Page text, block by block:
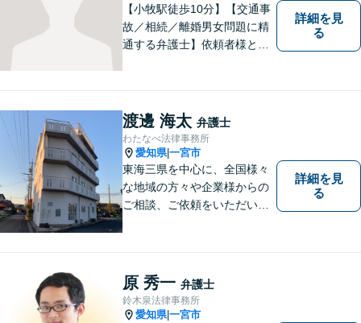
【小牧駅徒歩10分】【交通事
故／相続／離婚男女問題に精
通する弁護士】依頼者様との
分かりやすい説明を心がけま
す。お気軽にご相談くださ
い！
詳細を見
る
渡邊 海太 弁護士
わたなべ法律事務所
愛知県|一宮市
東海三県を中心に、全国様々
な地域の方々や企業様からの
ご相談、ご依頼をいただいて
おります。
詳細を見
る
原 秀一 弁護士
鈴木泉法律事務所
愛知県|一宮市